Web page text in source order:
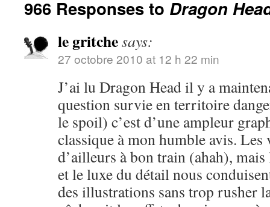
966 Responses to Dragon
le gritchesays:
27 octobre 2010 at 12 h 22 min
J’ai lu Dragon Head il y a
question survie en territoire
le spoil) c’est d’une ampleur
classique à mon humble avis. Les
d’ailleurs à bon train (ahah),
et le luxe du détail nous
des illustrations sans trop rusher